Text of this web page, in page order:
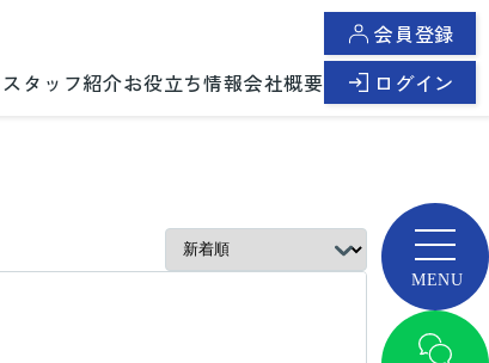
スタッフ紹介お役立ち情報会社概要
会員登録
ログイン